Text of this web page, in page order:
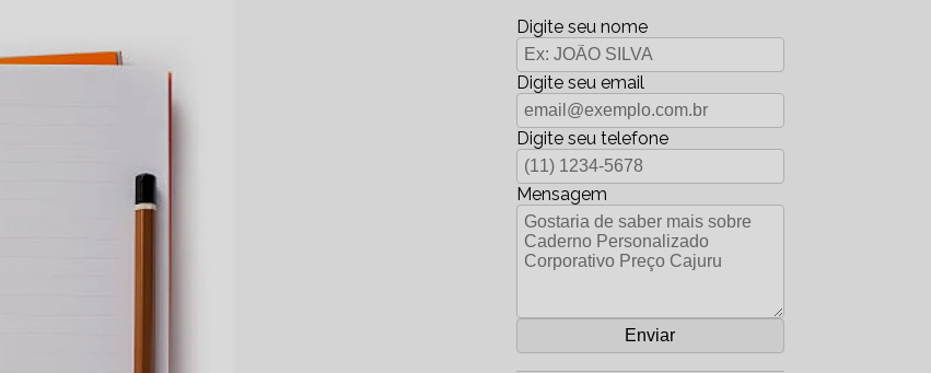
Digite seu nome
Digite seu email
Digite seu telefone
Mensagem